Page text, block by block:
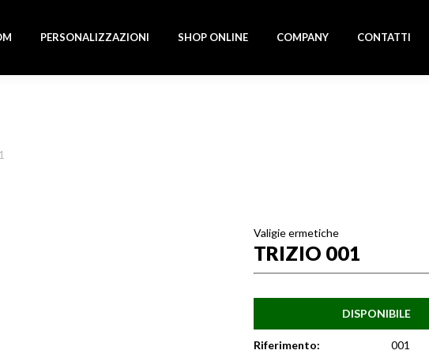
PERSONALIZZAZIONI SHOP ONLINE COMPANY CONTATTI
Valigie ermetiche
TRIZIO 001
DISPONIBILE
Riferimento:
001